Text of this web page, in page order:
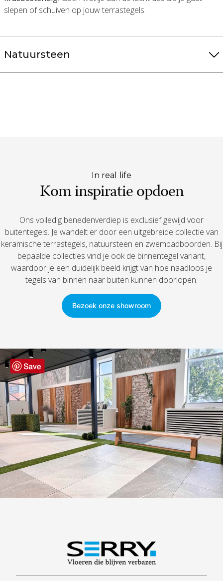
slepen of schuiven op jouw terrastegels.
Natuursteen
In real life
Kom inspiratie opdoen
Ons volledig benedenverdiep is exclusief gewijd voor
buitentegels. Je wandelt er door een uitgebreide collectie van
keramische terrastegels, natuursteen en zwembadboorden. Bij
bepaalde collecties vind je ook de binnentegel variant,
waardoor je een duidelijk beeld krijgt van hoe naadloos je
tegels van binnen naar buiten kunnen doorlopen.
Bezoek onze showroom